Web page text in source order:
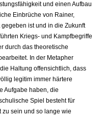
und einen Aufbau
Einbrüche von Rainer,
ist und in die Zukunft
Kriegs- und Kampfbegriffe
durch das theoretische
In der Metapher
Haltung offensichtlich, dass
legitim immer härtere
Aufgabe haben, die
Spiel besteht für
zu sein und so lange wie